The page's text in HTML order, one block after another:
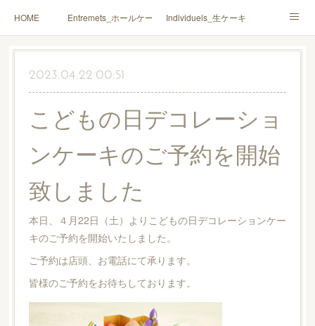
HOME Entremets_ホールケーキ Individuels_生ケーキ
Gâteaux secs_焼菓子 Coffrets Cadeaux_詰合せ
2023.04.22 00:51
こどもの日デコレーショ
ンケーキのご予約を開始
致しました
本日、４月22日（土）よりこどもの日デコレーションケー
キのご予約を開始いたしました。
ご予約は店頭、お電話にて承ります。
皆様のご予約をお待ちしております。